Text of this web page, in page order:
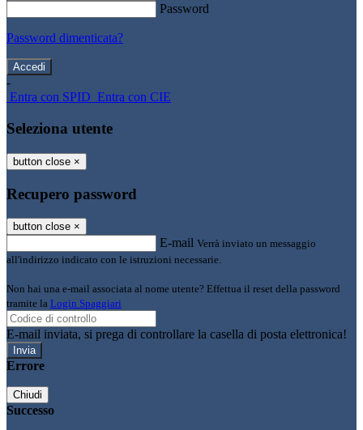
Password
Password dimenticata?
-
Entra con SPID Entra con CIE
Seleziona utente
button close ×
Recupero password
button close ×
E-mail Verrà inviato un messaggio
all'indirizzo indicato con le istruzioni necessarie.
Non hai una e-mail associata al nome utente? Effettua il reset della password
tramite la Login Spaggiari
E-mail inviata, si prega di controllare la casella di posta elettronica!
Errore
Chiudi
Successo